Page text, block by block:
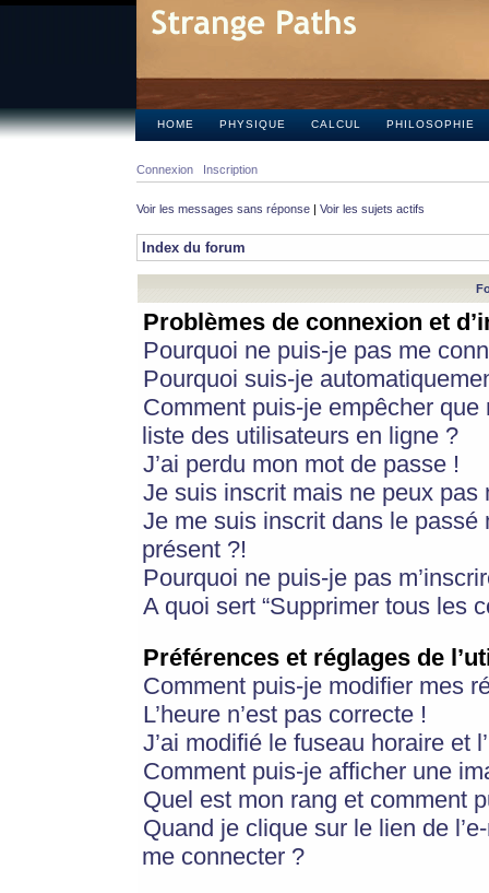
HOME PHYSIQUE CALCUL PHILOSOPHIE
Connexion Inscription
Voir les messages sans réponse | Voir les sujets actifs
Index du forum
Problèmes de connexion et
Pourquoi ne puis-je pas me
Pourquoi suis-je
Comment puis-je empêcher
liste des utilisateurs en ligne ?
J’ai perdu mon mot de passe !
Je suis inscrit mais ne peux pas
Je me suis inscrit dans le
présent ?!
Pourquoi ne puis-je pas
A quoi sert “Supprimer tous les
Préférences et réglages de
Comment puis-je modifier mes
L’heure n’est pas correcte !
J’ai modifié le fuseau horaire et
Comment puis-je afficher une
Quel est mon rang et comment
Quand je clique sur le lien de
me connecter ?